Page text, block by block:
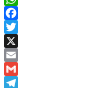
WhatsApp
Facebook
Twitter
X
Email
Gmail